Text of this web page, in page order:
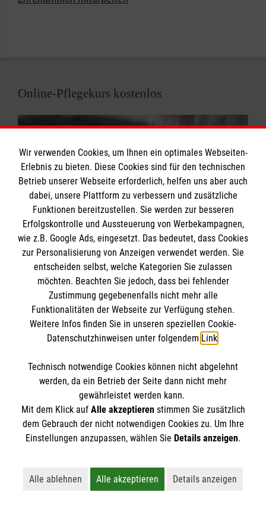
Online-Pflegekurs kostenlos
In dieser kostenlosen Schulung bieten wir
umfassendes Wissen rund um die häusliche Pflege
an. Das Angebot richtet sich an Pflegende,
Pflegebedürftige und alle Interessierten.
Die Online-Pflegekurse sind von den Pflegekassen
SGB XI). Dazu müssen die Teilnehmenden lediglich
bei der persönlichen Registrierung die Pflegekasse
(Krankenkasse) angeben.
Der Kurs kann jederzeit gestartet und beliebig oft
Zu den Inhalten zählen Grundlagen der Pflege,
Stefan Lackner
Leiter Soziale
Dienste/Rettungsdienst
Tel.0861 23083845
Nachricht senden
Registrierung/Kursstart
Wir verwenden Cookies, um Ihnen ein optimales Webseiten-
Erlebnis zu bieten. Diese Cookies sind für den technischen
Betrieb unserer Webseite erforderlich, helfen uns aber auch
dabei, unsere Plattform zu verbessern und zusätzliche
Funktionen bereitzustellen. Sie werden zur besseren
Erfolgskontrolle und Aussteuerung von Werbekampagnen,
wie z.B. Google Ads, eingesetzt. Das bedeutet, dass Cookies
zur Personalisierung von Anzeigen verwendet werden. Sie
entscheiden selbst, welche Kategorien Sie zulassen
möchten. Beachten Sie jedoch, dass bei fehlender
Zustimmung gegebenenfalls nicht mehr alle
Funktionalitäten der Webseite zur Verfügung stehen.
Weitere Infos finden Sie in unseren speziellen Cookie-
Datenschutzhinweisen unter folgendem Link.
Technisch notwendige Cookies können nicht abgelehnt
werden, da ein Betrieb der Seite dann nicht mehr
gewährleistet werden kann.
Mit dem Klick auf Alle akzeptierenstimmen Sie zusätzlich
dem Gebrauch der nicht notwendigen Cookies zu. Um Ihre
Einstellungen anzupassen, wählen Sie Details anzeigen.
Alle ablehnen
Lehnt alle nicht-essentiellen Cookies ab
Alle akzeptieren
Akzeptiert alle Cookies
Details anzeigen